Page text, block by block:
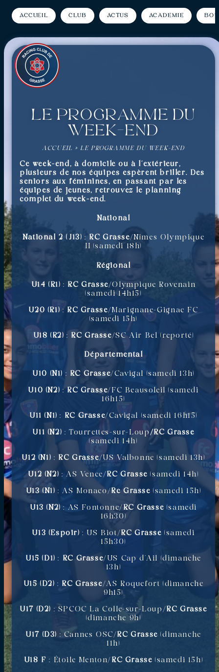
Accueil Club Actus Académie
Le programme du
week-end
ACCUEIL »LE PROGRAMME DU WEEK-END
Ce week-end, à domicile ou à l’extérieur,
plusieurs de nos équipes espèrent briller. Des
seniors aux féminines, en passant par les
équipes de jeunes, retrouvez le planning
complet du week-end.
National
National 2 (J13) : RC Grasse/Nîmes Olympique
II (samedi 18h)
Régional
U14 (R1): RC Grasse/Olympique Rovenain
(samedi 14h15)
U20 (R1) : RC Grasse/Marignane-Gignac FC
(samedi 15h)
U18 (R2): RC Grasse/SC Air Bel (reporté)
Départemental
U10 (N1) : RC Grasse/Cavigal (samedi 13h)
U10 (N2) : RC Grasse/FC Beausoleil (samedi
16h15)
U11 (N1) : RC Grasse/Cavigal (samedi 16h15)
U11 (N2) : Tourrettes-sur-Loup/RC Grasse
(samedi 14h)
U12 (N1) : RC Grasse/US Valbonne (samedi 13h)
U12 (N2) : AS Vence/RC Grasse(samedi 14h)
U13 (N1) : AS Monaco/Rc Grasse(samedi 15h)
U13 (N2) : AS Fontonne/ RC Grasse (samedi
16h30)
U13 (Espoir) : US Biot/RC Grasse(samedi
15h30)
U15 (D1) : RC Grasse/US Cap d’Ail (dimanche
13h)
U15 (D2) : RC Grasse/AS Roquefort (dimanche
9h15)
U17 (D2) : SPCOC La Colle-sur-Loup/RC Grasse
(dimanche 9h)
U17 (D3) : Cannes OSC/RC Grasse (dimanche
11h)
U18 F : Étoile Menton/ RC Grasse (samedi 15h)